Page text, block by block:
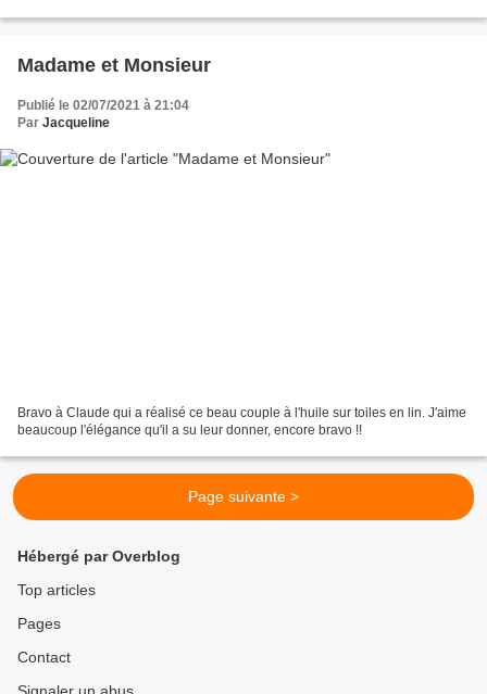
Madame et Monsieur
Publié le 02/07/2021 à 21:04
Par Jacqueline
Bravo à Claude qui a réalisé ce beau couple à l'huile sur toiles en lin. J'aime
beaucoup l'élégance qu'il a su leur donner, encore bravo !!
Page suivante >
Hébergé par Overblog
Top articles
Pages
Contact